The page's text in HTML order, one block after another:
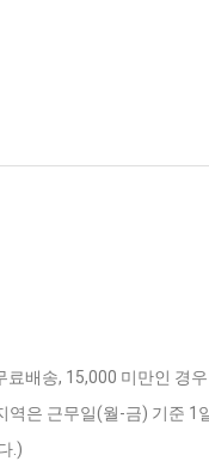
료배송, 15,000 미만인 경
역은 근무일(월-금) 기준
.)